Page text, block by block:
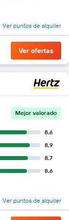
Ver puntos de alquiler
Ver ofertas
Mejor valorado
8.6
8.9
8.7
8.6
Ver puntos de alquiler